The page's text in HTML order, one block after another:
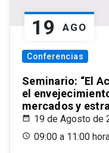
19 AGO
Conferencias
Seminario: “El
el
mercados y
19 de Agosto de
09:00 a 11:00